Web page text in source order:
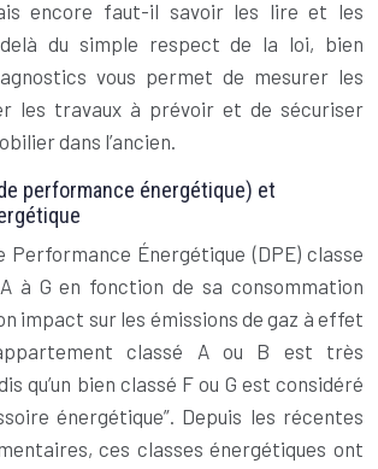
encore faut-il savoir les lire et les
du simple respect de la loi, bien
vous permet de mesurer les
les travaux à prévoir et de sécuriser
dans l’ancien.
performance énergétique) et
Performance Énergétique (DPE) classe
à G en fonction de sa consommation
impact sur les émissions de gaz à effet
classé A ou B est très
qu’un bien classé F ou G est considéré
énergétique”. Depuis les récentes
ces classes énergétiques ont